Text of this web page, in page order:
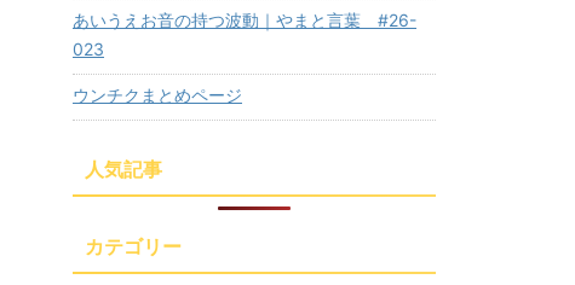
あいうえお音の持つ波動｜やまと言葉 #26-
023
ウンチクまとめページ
人気記事
カテゴリー